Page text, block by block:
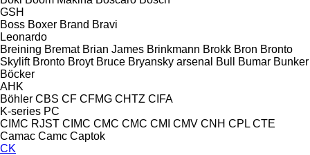
GSH
Boss Boxer Brand Bravi
Leonardo
Breining Bremat Brian James Brinkmann Brokk Bron Bronto
Skylift Bronto Broyt Bruce Bryansky arsenal Bull Bumar Bunker
Böcker
AHK
Böhler CBS CF CFMG CHTZ CIFA
K-series PC
CIMC RJST CIMC CMC CMC CMI CMV CNH CPL CTE
Camac Camc Captok
CK